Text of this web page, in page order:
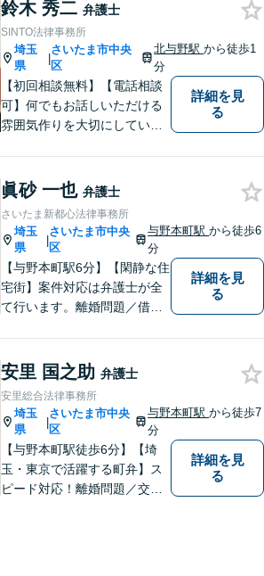
鈴木 秀二 弁護士
SINTO法律事務所
埼玉
県
|
さいたま市中央
区
北与野駅から徒歩1
分
【初回相談無料】【電話相談
可】何でもお話しいただける
雰囲気作りを大切にしていま
をお聞きになってからの判断
で構いませんので、トラブル
でお困りの方は一人で悩ま
ず、一度お気軽にご相談下さ
い。
詳細を見
る
眞砂 一也 弁護士
さいたま新都心法律事務所
埼玉
県
|
さいたま市中央
区
与野本町駅から徒歩6
分
【与野本町駅6分】【閑静な住
宅街】案件対応は弁護士が全
て行います。離婚問題／借
速かつ丁寧な対応を心がけて
おりますので、お気軽にご相
談ください。【弁護士歴10年
以上】【初回相談30分無料】
詳細を見
る
安里 国之助 弁護士
安里総合法律事務所
埼玉
県
|
さいたま市中央
区
与野本町駅から徒歩7
分
【与野本町駅徒歩6分】【埼
玉・東京で活躍する町弁】ス
ピード対応！離婚問題／交通
詳細を見
る